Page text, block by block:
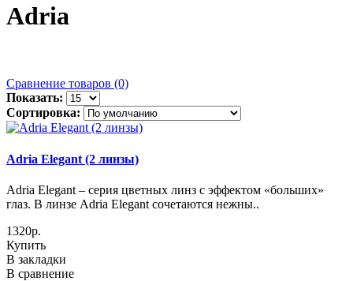
Adria
Сравнение товаров (0)
Показать:
Сортировка:
Adria Elegant (2 линзы)
Adria Elegant – серия цветных линз с эффектом «больших»
глаз. В линзе Adria Elegant сочетаются нежны..
1320р.
Купить
В закладки
В сравнение